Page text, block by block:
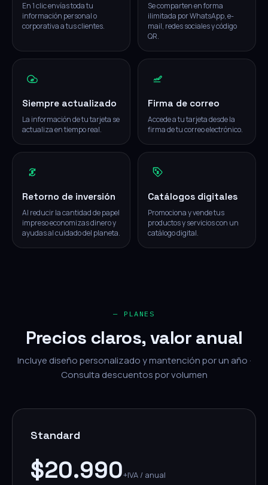
En 1 clic envías toda tu
información personal o
corporativa a tus clientes.
Se comparten en forma
ilimitada por WhatsApp, e-
mail, redes sociales y código
QR.
Siempre actualizado
La información de tu tarjeta se
actualiza en tiempo real.
Firma de correo
Accede a tu tarjeta desde la
firma de tu correo electrónico.
Retorno de inversión
Al reducir la cantidad de papel
impreso economizas dinero y
ayudas al cuidado del planeta.
Catálogos digitales
Promociona y vende tus
productos y servicios con un
catálogo digital.
— PLANES
Precios claros, valor anual
Incluye diseño personalizado y mantención por un año ·
Consulta descuentos por volumen
Standard
$20.990+IVA / anual